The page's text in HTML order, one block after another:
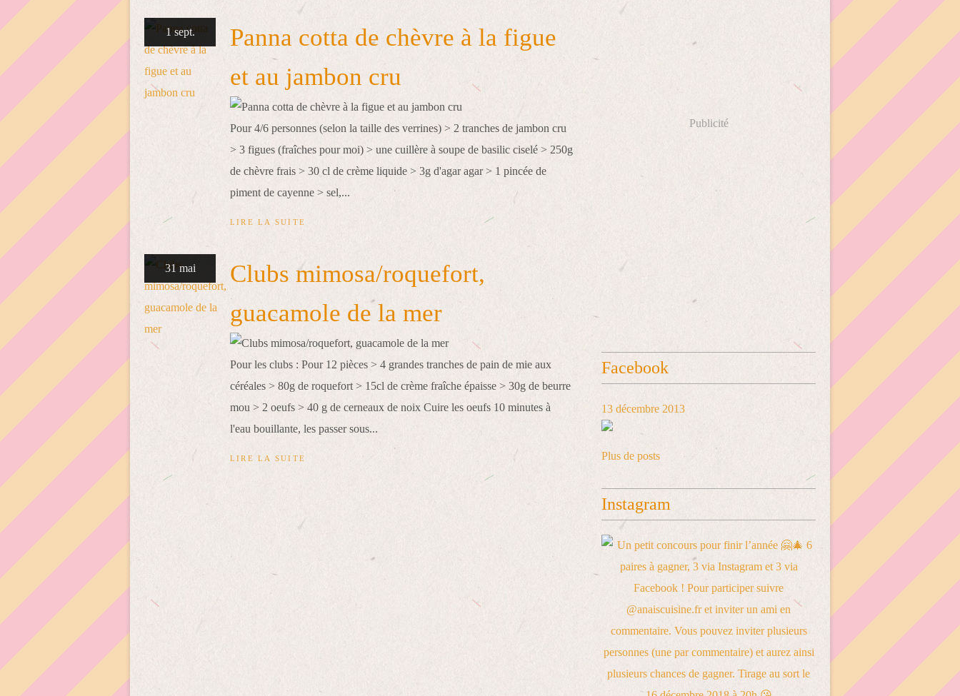
1 sept.
Panna cotta de chèvre à la figue
et au jambon cru
Pour 4/6 personnes (selon la taille des verrines) > 2 tranches de jambon cru
> 3 figues (fraîches pour moi) > une cuillère à soupe de basilic ciselé > 250g
de chèvre frais > 30 cl de crème liquide > 3g d'agar agar > 1 pincée de
piment de cayenne > sel,...
LIRE LA SUITE
31 mai
Clubs mimosa/roquefort,
guacamole de la mer
Pour les clubs : Pour 12 pièces > 4 grandes tranches de pain de mie aux
céréales > 80g de roquefort > 15cl de crème fraîche épaisse > 30g de beurre
mou > 2 oeufs > 40 g de cerneaux de noix Cuire les oeufs 10 minutes à
l'eau bouillante, les passer sous...
LIRE LA SUITE
Publicité
Facebook
13 décembre 2013
Plus de posts
Instagram